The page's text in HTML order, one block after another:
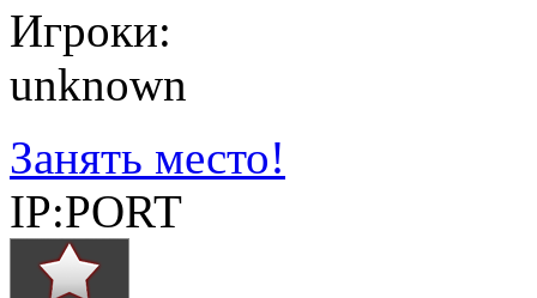
Игроки:
unknown
Занять место!
IP:PORT